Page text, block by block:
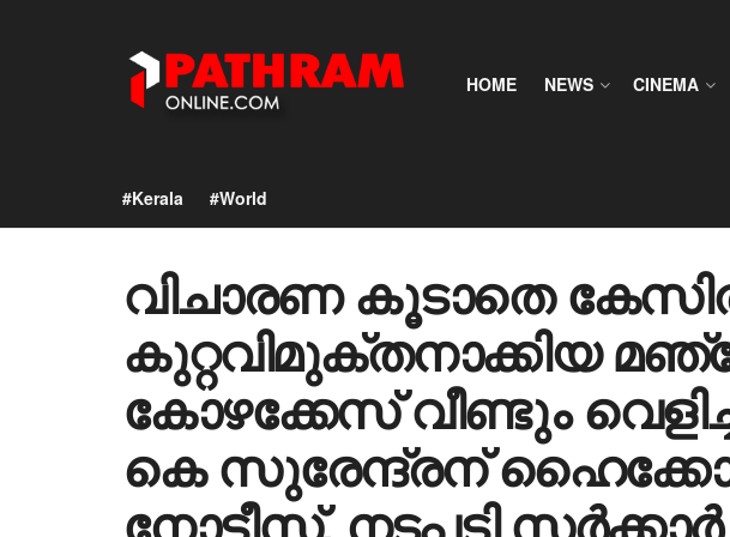
HOME NEWS CINEMA
#Kerala #World
വിചാരണ കൂടാതെ
കുറ്റവിമുക്തനാക്കിയ
കോഴക്കേസ് വീണ്ടും
കെ സുരേന്ദ്രന്